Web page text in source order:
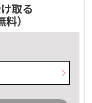
取る
料）